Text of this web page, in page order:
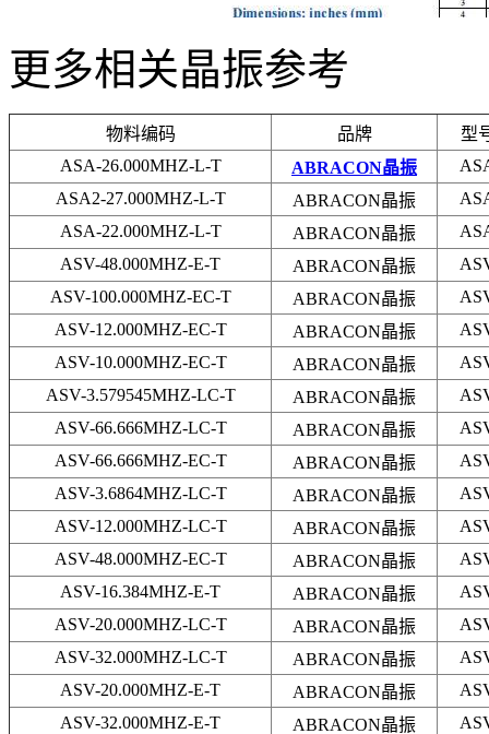
更多相关晶振参考
物料编码 品牌
型
ASA-26.000MHZ-L-T
ABRACON晶振
ASA2-27.000MHZ-L-T
ABRACON晶振
ASA-22.000MHZ-L-T
ABRACON晶振
ASV-48.000MHZ-E-T
ABRACON晶振
ASV-100.000MHZ-EC-T
ABRACON晶振
ASV-12.000MHZ-EC-T
ABRACON晶振
ASV-10.000MHZ-EC-T
ABRACON晶振
ASV-3.579545MHZ-LC-T
ABRACON晶振
ASV-66.666MHZ-LC-T
ABRACON晶振
ASV-66.666MHZ-EC-T
ABRACON晶振
ASV-3.6864MHZ-LC-T
ABRACON晶振
ASV-12.000MHZ-LC-T
ABRACON晶振
ASV-48.000MHZ-EC-T
ABRACON晶振
ASV-16.384MHZ-E-T
ABRACON晶振
ASV-20.000MHZ-LC-T
ABRACON晶振
ASV-32.000MHZ-LC-T
ABRACON晶振
ASV-20.000MHZ-E-T
ABRACON晶振
ASV-32.000MHZ-E-T
ABRACON晶振